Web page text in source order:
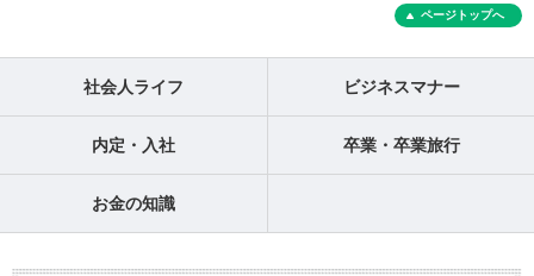
ページトップへ
社会人ライフ ビジネスマナー
内定・入社 卒業・卒業旅行
お金の知識